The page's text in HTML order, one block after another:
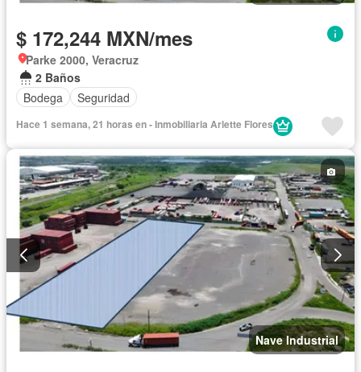
$ 172,244 MXN/mes
Parke 2000, Veracruz
2 Baños
Bodega
Seguridad
Hace 1 semana, 21 horas en - Inmobiliaria Arlette Flores
Nave Industrial